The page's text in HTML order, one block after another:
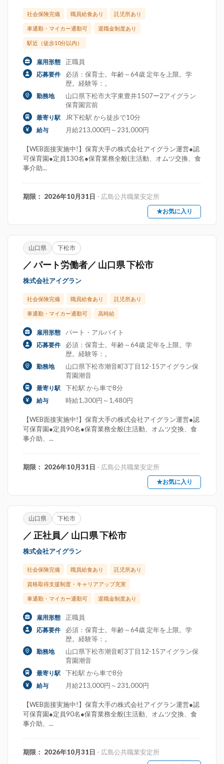
社会保険完備 職員給食あり 託児所あり
車通勤・マイカー通勤可 退職金制度あり
駅近（徒歩10分以内）
雇用形態 正職員
応募要件
必須：保育士。年齢～64歳 定年を上限。学
歴。経験等：。
勤務地
山口県下松市大字東豊井1507ー2アイグラン
保育園宮前
最寄り駅 JR下松駅 から徒歩で10分
給与 月給213,000円～231,000円
【WEB面接実施中!】保育大手の株式会社アイグラン運営●認
可保育園●定員130名●保育業務全般(主活動、オムツ交換、食
事介助...
期限： 2026年10月31日 - 広島公共職業安定所
★お気に入り
山口県 下松市
／ パート労働者／ 山口県 下松市
株式会社アイグラン
社会保険完備 職員給食あり 託児所あり
車通勤・マイカー通勤可 高時給
雇用形態 パート・アルバイト
応募要件
必須：保育士。年齢～64歳 定年を上限。学
歴。経験等：。
勤務地
山口県下松市潮音町3丁目12-15アイグラン保
育園潮音
最寄り駅 下松駅 から車で8分
給与 時給1,300円～1,480円
【WEB面接実施中!】保育大手の株式会社アイグラン運営●認
可保育園●定員90名●保育業務全般(主活動、オムツ交換、食
事介助、...
期限： 2026年10月31日 - 広島公共職業安定所
★お気に入り
山口県 下松市
／ 正社員／ 山口県 下松市
株式会社アイグラン
社会保険完備 職員給食あり 託児所あり
資格取得支援制度・キャリアアップ充実
車通勤・マイカー通勤可 退職金制度あり
雇用形態 正職員
応募要件
必須：保育士。年齢～64歳 定年を上限。学
歴。経験等：。
勤務地
山口県下松市潮音町3丁目12-15アイグラン保
育園潮音
最寄り駅 下松駅 から車で8分
給与 月給213,000円～231,000円
【WEB面接実施中!】保育大手の株式会社アイグラン運営●認
可保育園●定員90名●保育業務全般(主活動、オムツ交換、食
事介助、...
期限： 2026年10月31日 - 広島公共職業安定所